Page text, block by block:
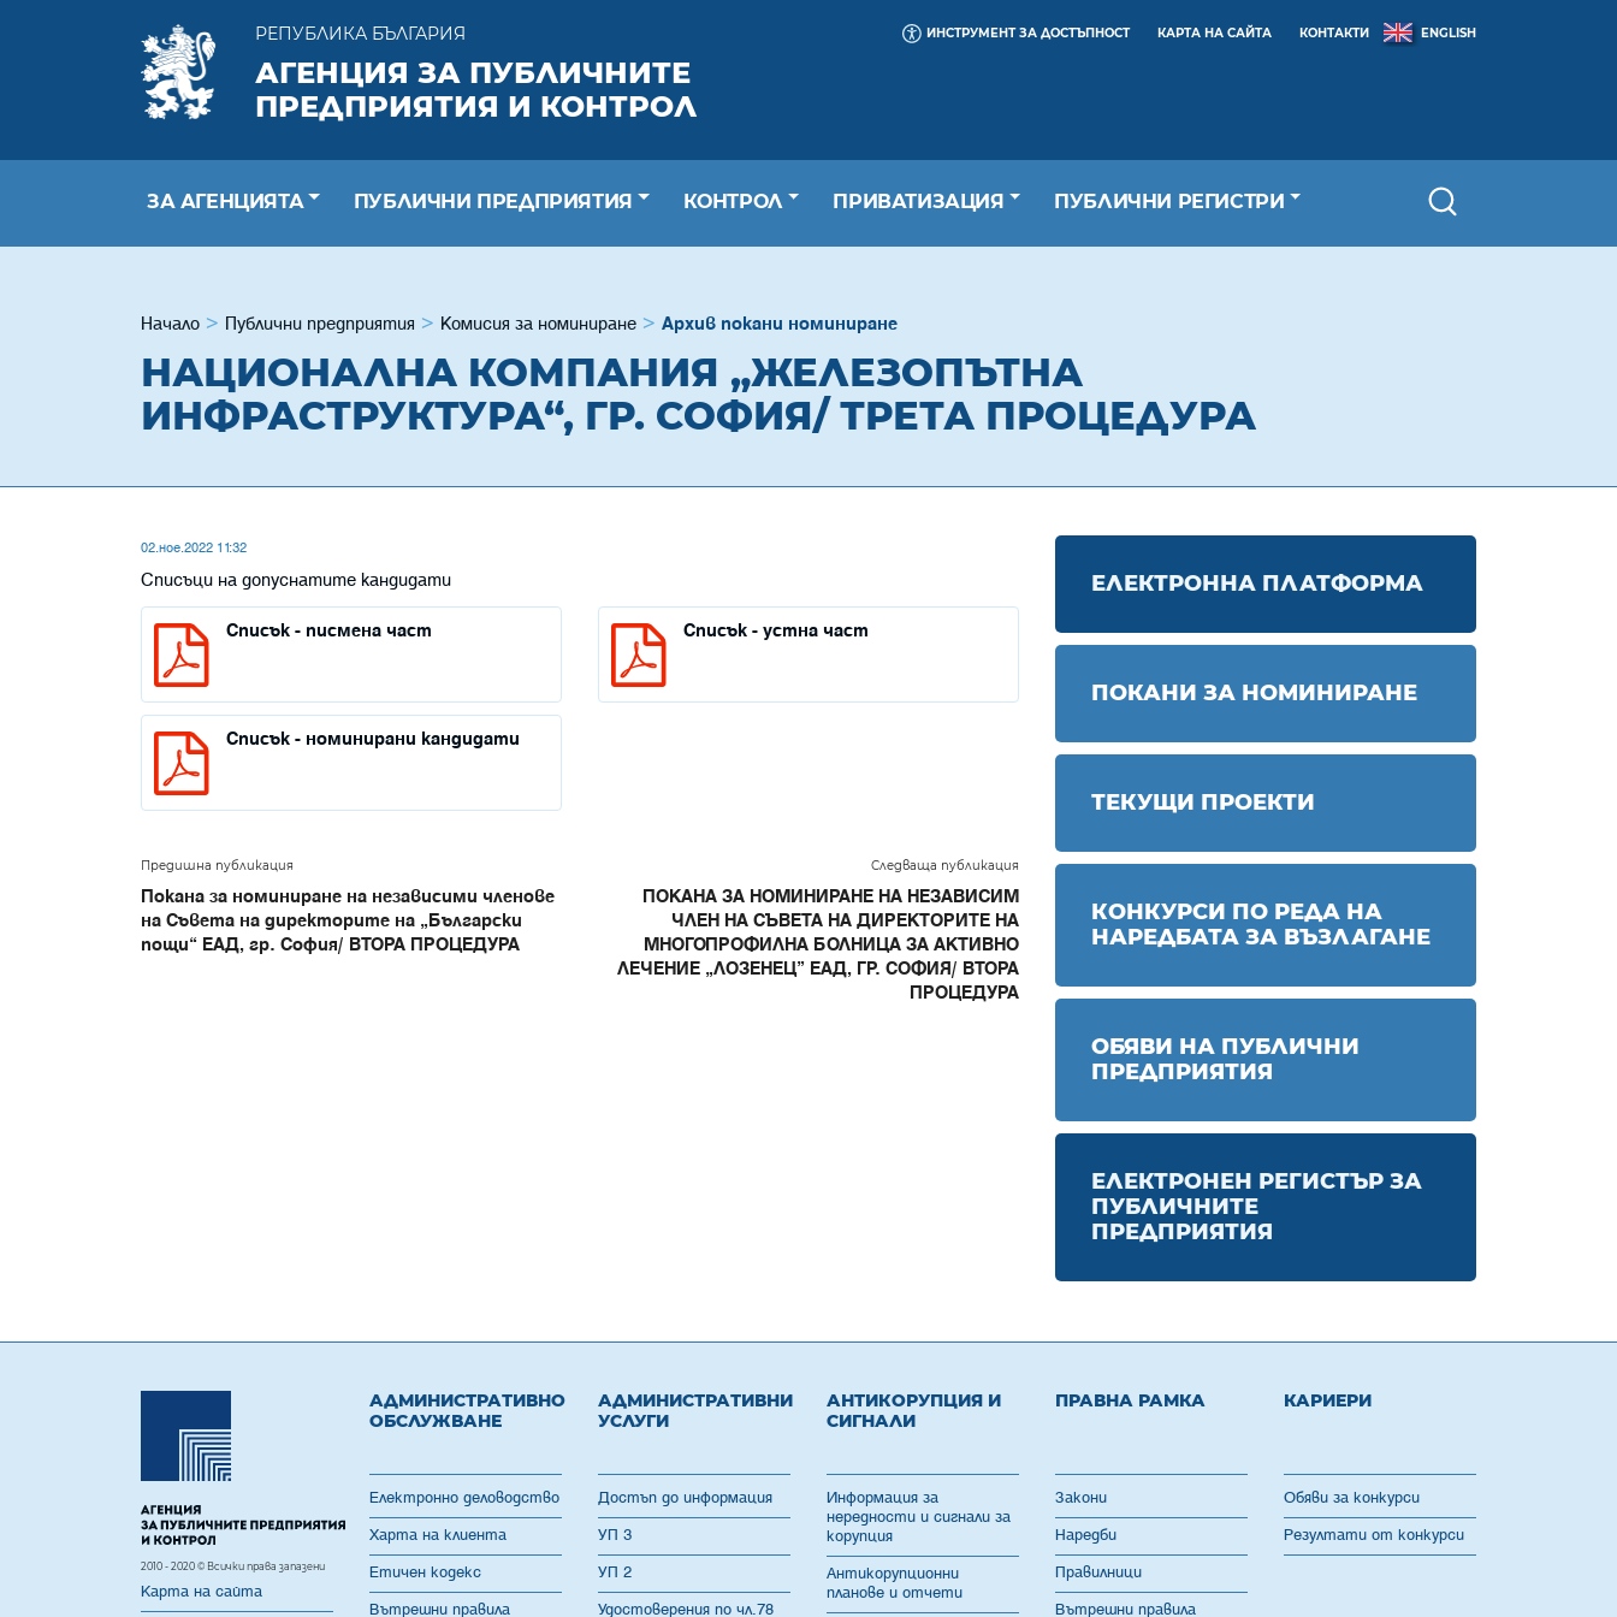
РЕПУБЛИКА БЪЛГАРИЯ
АГЕНЦИЯ ЗА ПУБЛИЧНИТЕ
ПРЕДПРИЯТИЯ И КОНТРОЛ
ИНСТРУМЕНТ ЗА ДОСТЪПНОСТ КАРТА НА САЙТА КОНТАКТИ ENGLISH
ЗА АГЕНЦИЯТА ПУБЛИЧНИ ПРЕДПРИЯТИЯ КОНТРОЛ ПРИВАТИЗАЦИЯ ПУБЛИЧНИ РЕГИСТРИ
Начало Публични предприятия Комисия за номиниране Архив покани номиниране
НАЦИОНАЛНА КОМПАНИЯ „ЖЕЛЕЗОПЪТНА
ИНФРАСТРУКТУРА“, ГР. СОФИЯ/ ТРЕТА ПРОЦЕДУРА
02.ное.2022 11:32
Списъци на допуснатите кандидати
Списък - писмена част Списък - устна част
Списък - номинирани кандидати
Предишна публикация
Покана за номиниране на независими членове
на Съвета на директорите на „Български
пощи“ ЕАД, гр. София/ ВТОРА ПРОЦЕДУРА
Следваща публикация
ПОКАНА ЗА НОМИНИРАНЕ НА НЕЗАВИСИМ
ЧЛЕН НА СЪВЕТА НА ДИРЕКТОРИТЕ НА
МНОГОПРОФИЛНА БОЛНИЦА ЗА АКТИВНО
ЛЕЧЕНИЕ „ЛОЗЕНЕЦ” ЕАД, ГР. СОФИЯ/ ВТОРА
ПРОЦЕДУРА
ЕЛЕКТРОННА ПЛАТФОРМА
ПОКАНИ ЗА НОМИНИРАНЕ
ТЕКУЩИ ПРОЕКТИ
КОНКУРСИ ПО РЕДА НА
НАРЕДБАТА ЗА ВЪЗЛАГАНЕ
ОБЯВИ НА ПУБЛИЧНИ
ПРЕДПРИЯТИЯ
ЕЛЕКТРОНЕН РЕГИСТЪР ЗА
ПУБЛИЧНИТЕ
ПРЕДПРИЯТИЯ
2010 - 2020 © Всички права запазени
Карта на сайта
АДМИНИСТРАТИВНО
ОБСЛУЖВАНЕ
Електронно деловодство
Харта на клиента
Етичен кодекс
Вътрешни правила
АДМИНИСТРАТИВНИ
УСЛУГИ
Достъп до информация
УП 3
УП 2
Удостоверения по чл.78
АНТИКОРУПЦИЯ И
СИГНАЛИ
Информация за
нередности и сигнали за
корупция
Антикорупционни
планове и отчети
ПРАВНА РАМКА
Закони
Наредби
Правилници
Вътрешни правила
КАРИЕРИ
Обяви за конкурси
Резултати от конкурси